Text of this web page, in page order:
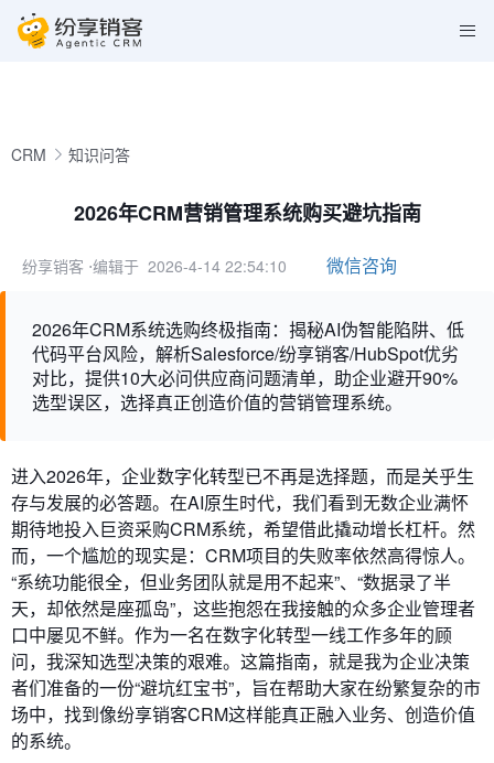
CRM 知识问答
2026年CRM营销管理系统购买避坑指南
纷享销客 ⋅编辑于 2026-4-14 22:54:10 微信咨询
2026年CRM系统选购终极指南：揭秘AI伪智能陷阱、低
代码平台风险，解析Salesforce/纷享销客/HubSpot优劣
对比，提供10大必问供应商问题清单，助企业避开90%
选型误区，选择真正创造价值的营销管理系统。
进入2026年，企业数字化转型已不再是选择题，而是关乎生
存与发展的必答题。在AI原生时代，我们看到无数企业满怀
期待地投入巨资采购CRM系统，希望借此撬动增长杠杆。然
而，一个尴尬的现实是：CRM项目的失败率依然高得惊人。
“系统功能很全，但业务团队就是用不起来”、“数据录了半
天，却依然是座孤岛”，这些抱怨在我接触的众多企业管理者
口中屡见不鲜。作为一名在数字化转型一线工作多年的顾
问，我深知选型决策的艰难。这篇指南，就是我为企业决策
者们准备的一份“避坑红宝书”，旨在帮助大家在纷繁复杂的市
场中，找到像纷享销客CRM这样能真正融入业务、创造价值
的系统。